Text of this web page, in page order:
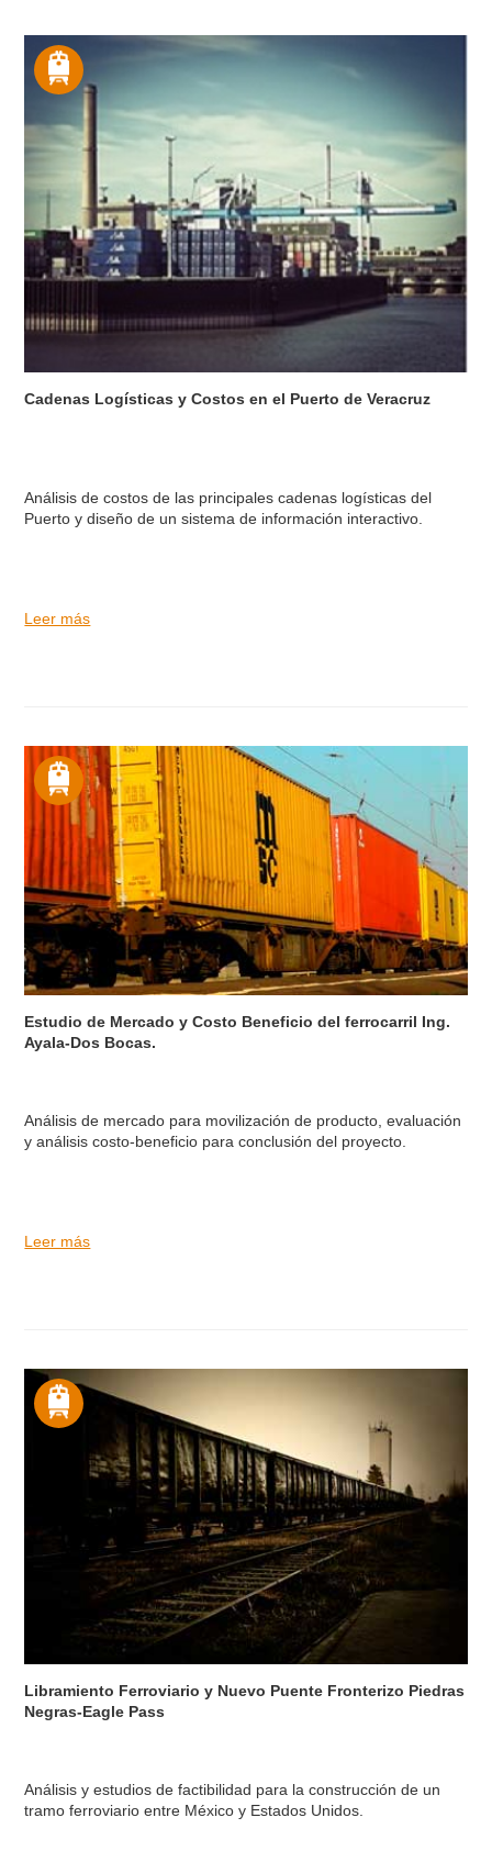
Cadenas Logísticas y Costos en el Puerto de Veracruz
Análisis de costos de las principales cadenas logísticas del
Puerto y diseño de un sistema de información interactivo.
Leer más
Estudio de Mercado y Costo Beneficio del ferrocarril Ing.
Ayala-Dos Bocas.
Análisis de mercado para movilización de producto, evaluación
y análisis costo-beneficio para conclusión del proyecto.
Leer más
Libramiento Ferroviario y Nuevo Puente Fronterizo Piedras
Negras-Eagle Pass
Análisis y estudios de factibilidad para la construcción de un
tramo ferroviario entre México y Estados Unidos.